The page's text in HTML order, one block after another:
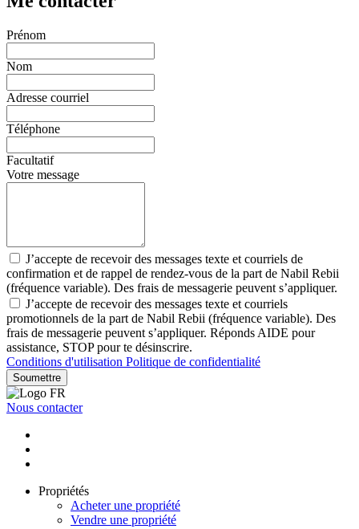
Prénom
Nom
Adresse courriel
Téléphone
Facultatif
Votre message
J’accepte de recevoir des messages texte et courriels de
confirmation et de rappel de rendez-vous de la part de Nabil Rebii
(fréquence variable). Des frais de messagerie peuvent s’appliquer.
J’accepte de recevoir des messages texte et courriels
promotionnels de la part de Nabil Rebii (fréquence variable). Des
frais de messagerie peuvent s’appliquer. Réponds AIDE pour
assistance, STOP pour te désinscrire.
Conditions d'utilisation Politique de confidentialité
Soumettre
Nous contacter
Propriétés
Acheter une propriété
Vendre une propriété